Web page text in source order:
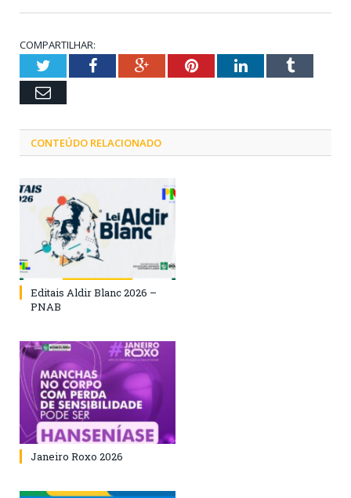
COMPARTILHAR:
TwitterFacebookGoogle+PinterestLinkedInTumblr
Email
CONTEÚDO RELACIONADO
Editais Aldir Blanc 2026 –
PNAB
Janeiro Roxo 2026